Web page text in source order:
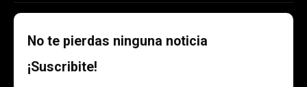
No te pierdas ninguna noticia
¡Suscribite!